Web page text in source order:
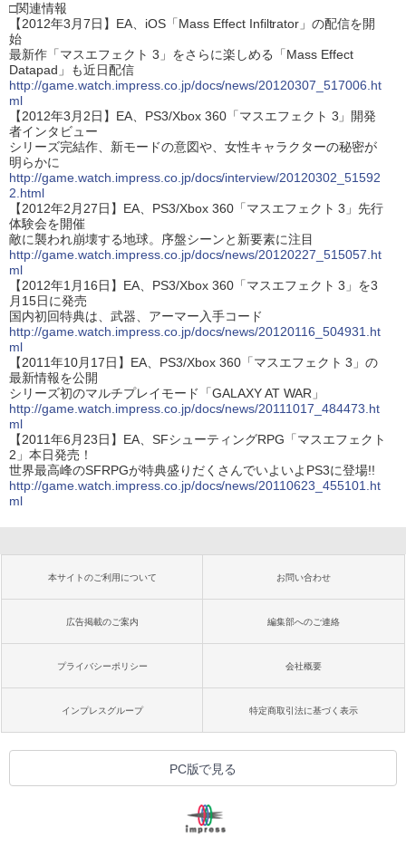
□関連情報
【2012年3月7日】EA、iOS「Mass Effect Infiltrator」の配信を開
始
最新作「マスエフェクト 3」をさらに楽しめる「Mass Effect
Datapad」も近日配信
http://game.watch.impress.co.jp/docs/news/20120307_517006.ht
ml
【2012年3月2日】EA、PS3/Xbox 360「マスエフェクト 3」開発
者インタビュー
シリーズ完結作、新モードの意図や、女性キャラクターの秘密が
明らかに
http://game.watch.impress.co.jp/docs/interview/20120302_51592
2.html
【2012年2月27日】EA、PS3/Xbox 360「マスエフェクト 3」先行
体験会を開催
敵に襲われ崩壊する地球。序盤シーンと新要素に注目
http://game.watch.impress.co.jp/docs/news/20120227_515057.ht
ml
【2012年1月16日】EA、PS3/Xbox 360「マスエフェクト 3」を3
月15日に発売
国内初回特典は、武器、アーマー入手コード
http://game.watch.impress.co.jp/docs/news/20120116_504931.ht
ml
【2011年10月17日】EA、PS3/Xbox 360「マスエフェクト 3」の
最新情報を公開
シリーズ初のマルチプレイモード「GALAXY AT WAR」
http://game.watch.impress.co.jp/docs/news/20111017_484473.ht
ml
【2011年6月23日】EA、SFシューティングRPG「マスエフェクト
2」本日発売！
世界最高峰のSFRPGが特典盛りだくさんでいよいよPS3に登場!!
http://game.watch.impress.co.jp/docs/news/20110623_455101.ht
ml
本サイトのご利用について お問い合わせ
広告掲載のご案内 編集部へのご連絡
プライバシーポリシー 会社概要
インプレスグループ 特定商取引法に基づく表示
PC版で見る